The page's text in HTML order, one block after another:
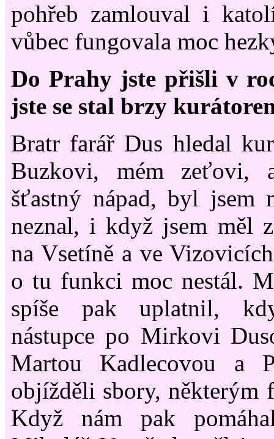
pohřeb zamlouval i
vůbec fungovala moc
Do Prahy jste přišli v
jste se stal brzy
Bratr farář Dus hledal
Buzkovi, mém zeťovi,
šťastný nápad, byl jsem
neznal, i když jsem měl
na Vsetíně a ve
o tu funkci moc nestál.
spíše pak uplatnil,
nástupce po Mirkovi
Martou Kadlecovou a
objížděli sbory, některým
Když nám pak